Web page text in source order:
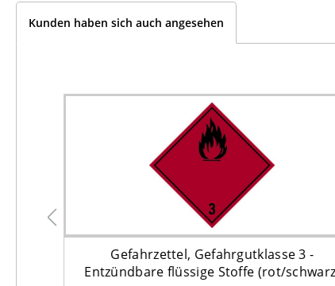
Kunden haben sich auch angesehen
Gefahrzettel, Gefahrgutklasse 3 -
Entzündbare flüssige Stoffe (rot/